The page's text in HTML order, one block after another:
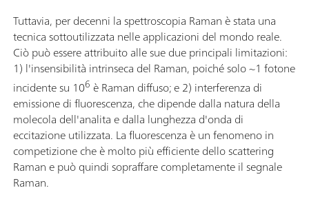
Tuttavia, per decenni la spettroscopia Raman è stata una
tecnica sottoutilizzata nelle applicazioni del mondo reale.
Ciò può essere attribuito alle sue due principali limitazioni:
1) l'insensibilità intrinseca del Raman, poiché solo ~1 fotone
incidente su 106 è Raman diffuso; e 2) interferenza di
emissione di fluorescenza, che dipende dalla natura della
molecola dell'analita e dalla lunghezza d'onda di
eccitazione utilizzata. La fluorescenza è un fenomeno in
competizione che è molto più efficiente dello scattering
Raman e può quindi sopraffare completamente il segnale
Raman.